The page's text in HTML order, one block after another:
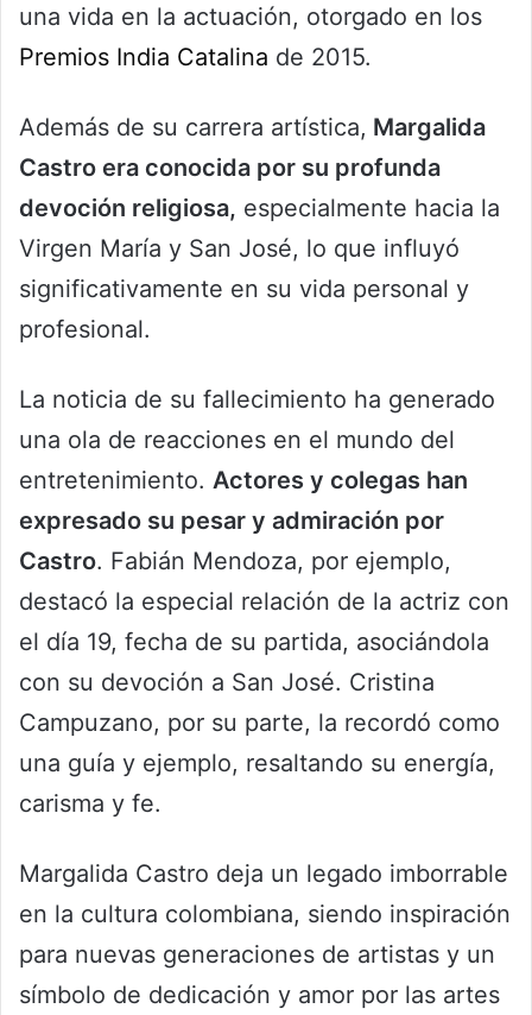
una vida en la actuación, otorgado en los
Premios India Catalina de 2015.
Además de su carrera artística, Margalida
Castro era conocida por su profunda
devoción religiosa, especialmente hacia la
Virgen María y San José, lo que influyó
significativamente en su vida personal y
profesional.
La noticia de su fallecimiento ha generado
una ola de reacciones en el mundo del
entretenimiento. Actores y colegas han
expresado su pesar y admiración por
Castro. Fabián Mendoza, por ejemplo,
destacó la especial relación de la actriz con
el día 19, fecha de su partida, asociándola
con su devoción a San José. Cristina
Campuzano, por su parte, la recordó como
una guía y ejemplo, resaltando su energía,
carisma y fe.
Margalida Castro deja un legado imborrable
en la cultura colombiana, siendo inspiración
para nuevas generaciones de artistas y un
símbolo de dedicación y amor por las artes